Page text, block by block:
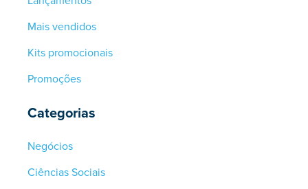
Mais vendidos
Kits promocionais
Promoções
Categorias
Negócios
Ciências Sociais